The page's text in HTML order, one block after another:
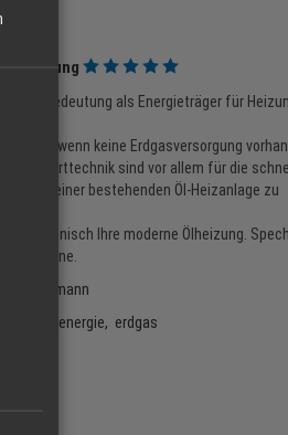
Ölheizung
seine Bedeutung als Energieträger für
an, wenn keine Erdgasversorgung
Brennwerttechnik sind vor allem für die
einer bestehenden Öl-Heizanlage zu
Fachmännisch Ihre moderne Ölheizung.
Sie gerne.
Kohlmann
energie, erdgas